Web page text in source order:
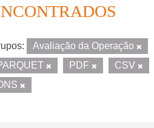
Avaliação da Operação
PDF CSV